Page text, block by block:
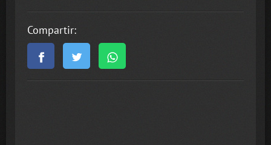
Compartir: